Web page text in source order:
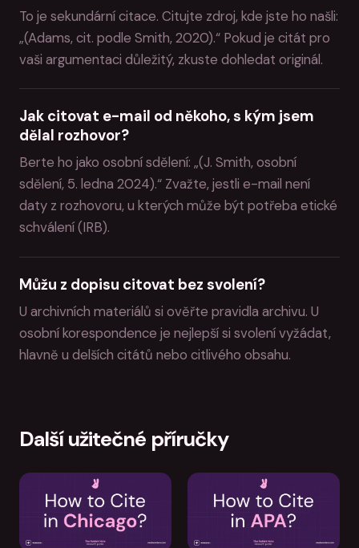
To je sekundární citace. Citujte zdroj, kde jste ho našli:
„(Adams, cit. podle Smith, 2020).“ Pokud je citát pro
vaši argumentaci důležitý, zkuste dohledat originál.
Jak citovat e-mail od někoho, s kým jsem
dělal rozhovor?
Berte ho jako osobní sdělení: „(J. Smith, osobní
sdělení, 5. ledna 2024).“ Zvažte, jestli e-mail není
daty z rozhovoru, u kterých může být potřeba etické
schválení (IRB).
Můžu z dopisu citovat bez svolení?
U archivních materiálů si ověřte pravidla archivu. U
osobní korespondence je nejlepší si svolení vyžádat,
hlavně u delších citátů nebo citlivého obsahu.
Další užitečné příručky